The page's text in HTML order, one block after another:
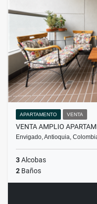
APARTAMENTO VENTA
VENTA AMPLIO
Envigado, Antioquia,
3Alcobas
2 Baños